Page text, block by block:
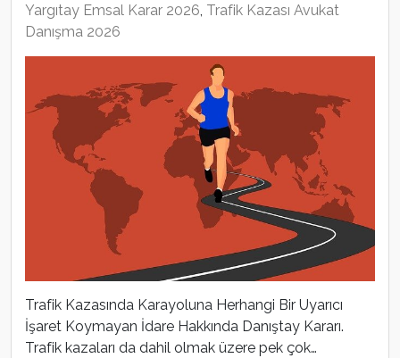
Yargıtay Emsal Karar 2026, Trafik Kazası Avukat
Danışma 2026
Trafik Kazasında Karayoluna Herhangi Bir Uyarıcı
İşaret Koymayan İdare Hakkında Danıştay Kararı.
Trafik kazaları da dahil olmak üzere pek çok…